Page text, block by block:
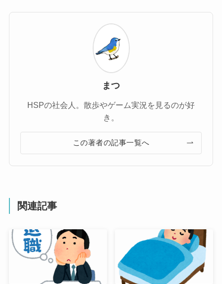
まつ
HSPの社会人。散歩やゲーム実況を見るのが好
き。
この著者の記事一覧へ
関連記事